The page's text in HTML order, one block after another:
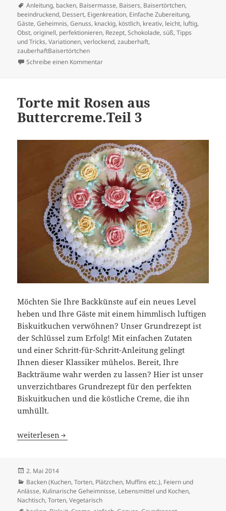
Schlagwörter
Anleitung, backen, Baisermasse, Baisers, Baisertörtchen,
beeindruckend, Dessert, Eigenkreation, Einfache Zubereitung,
Gäste,Geheimnis,Genuss, knackig, köstlich, kreativ, leicht, luftig,
Obst,originell, perfektionieren, Rezept,Schokolade,süß,Tipps
und Tricks,Variationen,verlockend,zauberhaft,
zauberhaftBaisertörtchen
Schreibe einen Kommentarzu Mini-Baiser-Törtchen mit Früchten
Torte mit Rosen aus
Buttercreme.Teil 3
Möchten Sie Ihre Backkünste auf ein neues Level
heben und Ihre Gäste mit einem himmlisch luftigen
Biskuitkuchen verwöhnen? Unser Grundrezept ist
der Schlüssel zum Erfolg! Mit einfachen Zutaten
und einer Schritt-für-Schritt-Anleitung gelingt
Ihnen dieser Klassiker mühelos. Bereit, Ihre
Backträume wahr werden zu lassen? Hier ist unser
unverzichtbares Grundrezept für den perfekten
Biskuitkuchen und die köstliche Creme, die ihn
umhüllt.
Torte mit Rosen aus Buttercreme.Teil 3
weiterlesen
Veröffentlicht
am
2. Mai 2014
Kategorien
Backen (Kuchen, Torten, Plätzchen, Muffins etc.), Feiern und
Anlässe, Kulinarische Geheimnisse, Lebensmittel und Kochen,
Nachtisch,Torten,Vegetarisch